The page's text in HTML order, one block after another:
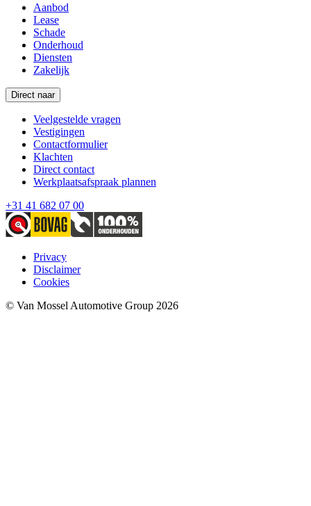
Aanbod
Lease
Schade
Onderhoud
Diensten
Zakelijk
Direct naar
Veelgestelde vragen
Vestigingen
Contactformulier
Klachten
Direct contact
Werkplaatsafspraak plannen
+31 41 682 07 00
Privacy
Disclaimer
Cookies
© Van Mossel Automotive Group 2026